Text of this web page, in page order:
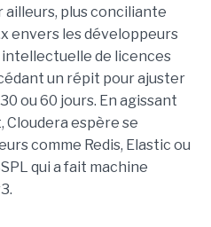
plus conciliante
envers les développeurs
de licences
un répit pour ajuster
ou 60 jours. En agissant
Cloudera espère se
comme Redis, Elastic ou
qui a fait machine